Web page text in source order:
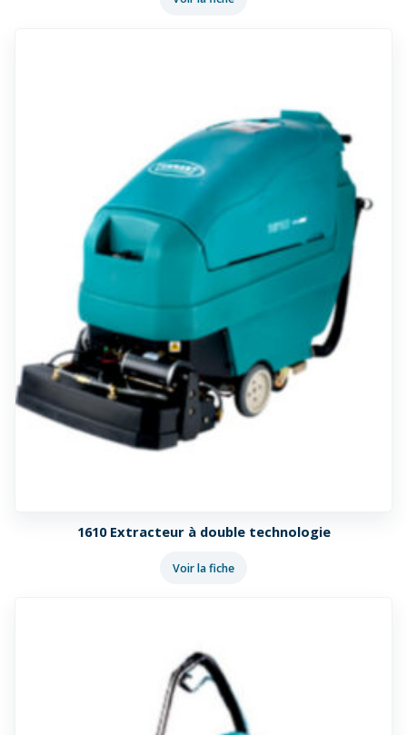
1610 Extracteur à double technologie
Voir la fiche